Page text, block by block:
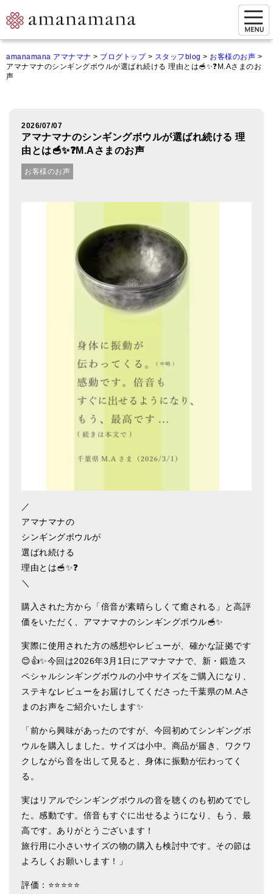
マイページ
ご来店&購入
オンライン相談&購入
シンギングボウル講座
アマナマナのシンギングボウル
新・鍛造スペシャル
マンダラ彫（黒・渋金）
お得なアマナマナ・セット
アマナマナのティンシャ
ベーシック・ティンシャ（4種）
ティンシャケース
チベット・真マントラ香
お香定期購入（ラクとくサブスク）
ベル＆ドルジェ
シンギングボウル入門本・CD
アウトレット
オリジナルグッズ
神々とつながるジュエリー
ヒーリング・マンダラポスター
亡命チベット人尼僧のお守り・チャーム
チベット・マントラ・ヒーリングCD
ギフトラッピング
amanamana アマナマナ > ブログトップ> スタッフblog > お客様のお声 >
アマナマナのシンギングボウルが選ばれ続ける 理由とは🥣✨❓M.Aさまのお
声
2026/07/07
アマナマナのシンギングボウルが選ばれ続ける 理
由とは🥣✨❓M.Aさまのお声
お客様のお声
／
アマナマナの
シンギングボウルが
選ばれ続ける
理由とは🥣✨❓
＼
購入された方から「倍音が素晴らしくて癒される」と高評
価をいただく、アマナマナのシンギングボウル🥣✨
実際に使用された方の感想やレビューが、確かな証拠です
😊👍✨今回は2026年3月1日にアマナマナで、新・鍛造ス
ペシャルシンギングボウルの小中サイズをご購入になり、
ステキなレビューをお届けしてくださった千葉県のM.Aさ
まのお声をご紹介いたします✨
「前から興味があったのですが、今回初めてシンギングボ
ウルを購入しました。サイズは小中。商品が届き、ワクワ
クしながら音を出して見ると、身体に振動が伝わってく
る。
実はリアルでシンギングボウルの音を聴くのも初めてでし
た。感動です。倍音もすぐに出せるようになり、もう、最
高です。ありがとうございます！
旅行用に小さいサイズの物の購入も検討中です。その節は
よろしくお願いします！」
評価：⭐⭐⭐⭐⭐